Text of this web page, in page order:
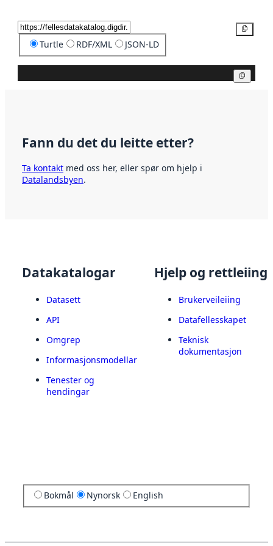
Turtle RDF/XML JSON-LD
Fann du det du leitte etter?
Ta kontakt med oss her, eller spør om hjelp i
Datalandsbyen.
Datakatalogar
Datasett
API
Omgrep
Informasjonsmodellar
Tenester og
hendingar
Hjelp og rettleiing
Brukerveileiing
Datafellesskapet
Teknisk
dokumentasjon
Bokmål Nynorsk English